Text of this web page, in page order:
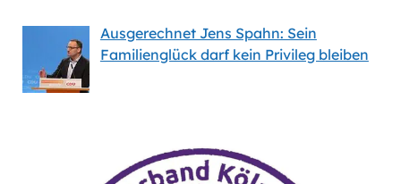
Ausgerechnet Jens Spahn: Sein
Familienglück darf kein Privileg bleiben